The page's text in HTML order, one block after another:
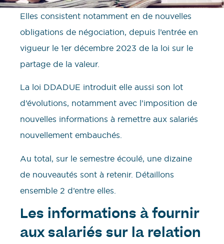
Elles consistent notamment en de nouvelles
obligations de négociation, depuis l’entrée en
vigueur le 1er décembre 2023 de la loi sur le
partage de la valeur.
La loi DDADUE introduit elle aussi son lot
d’évolutions, notamment avec l’imposition de
nouvelles informations à remettre aux salariés
nouvellement embauchés.
Au total, sur le semestre écoulé, une dizaine
de nouveautés sont à retenir. Détaillons
ensemble 2 d’entre elles.
Les informations à fournir
aux salariés sur la relation